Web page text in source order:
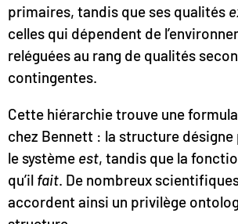
primaires, tandis que ses qualités
celles qui dépendent de
reléguées au rang de qualités
contingentes.
Cette hiérarchie trouve une
chez Bennett : la structure désigne
le système est, tandis que la
qu’il fait. De nombreux
accordent ainsi un privilège